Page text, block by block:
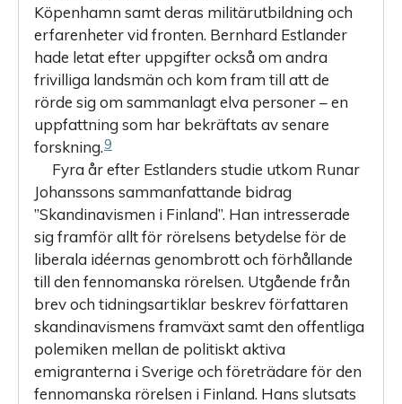
Köpenhamn samt deras militärutbildning och
erfarenheter vid fronten. Bernhard Estlander
hade letat efter uppgifter också om andra
frivilliga landsmän och kom fram till att de
rörde sig om sammanlagt elva personer – en
uppfattning som har bekräftats av senare
forskning.9
Fyra år efter Estlanders studie utkom Runar
Johanssons sammanfattande bidrag
”Skandinavismen i Finland”. Han intresserade
sig framför allt för rörelsens betydelse för de
liberala idéernas genombrott och förhållande
till den fennomanska rörelsen. Utgående från
brev och tidningsartiklar beskrev författaren
skandinavismens framväxt samt den offentliga
polemiken mellan de politiskt aktiva
emigranterna i Sverige och företrädare för den
fennomanska rörelsen i Finland. Hans slutsats